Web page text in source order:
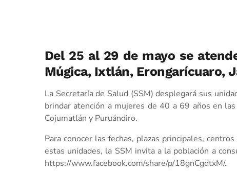
Del 25 al 29 de mayo se
Múgica, Ixtlán, Erongarícuaro,
La Secretaría de Salud (SSM) desplegará sus
brindar atención a mujeres de 40 a 69 años en
Cojumatlán y Puruándiro.
Para conocer las fechas, plazas principales,
estas unidades, la SSM invita a la población a
https://www.facebook.com/share/p/18gnCgdtxM/.